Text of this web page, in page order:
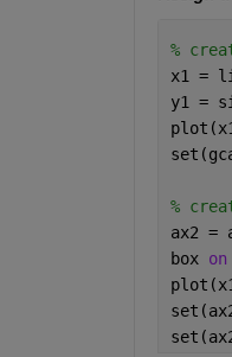
%
x1 =
y1 =
%
ax2 =
box on